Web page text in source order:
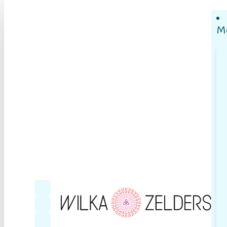
Follow me on Facebook
Follow me on YouTube